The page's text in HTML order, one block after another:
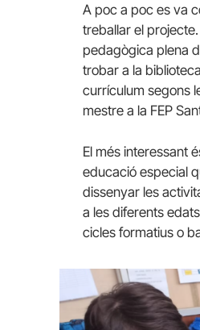
A poc a poc es va
treballar el
pedagògica plena
trobar a la
currículum segons
mestre a la FEP
El més interessant
educació especial
dissenyar les
a les diferents
cicles formatius o